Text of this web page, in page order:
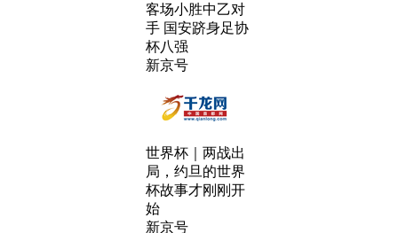
客场小胜中乙对
手 国安跻身足协
杯八强
新京号
世界杯｜两战出
局，约旦的世界
杯故事才刚刚开
始
新京号